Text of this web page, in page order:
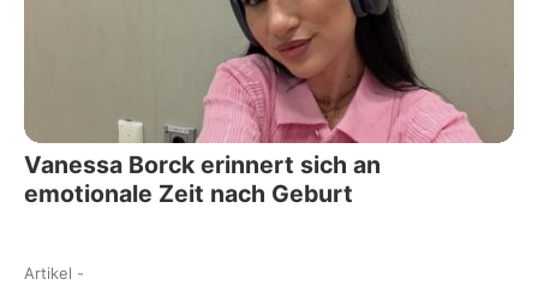
Vanessa Borck erinnert sich an
emotionale Zeit nach Geburt
Artikel -